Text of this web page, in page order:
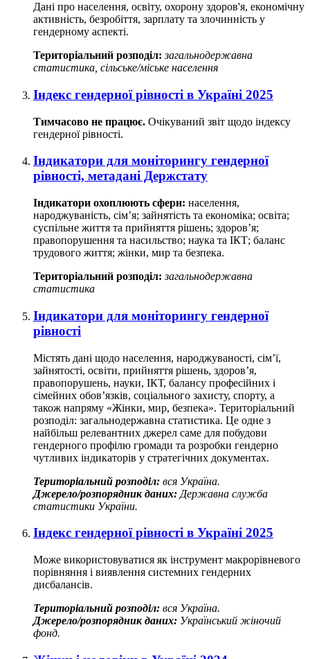
Дані про населення, освіту, охорону здоров'я, економічну
активність, безробіття, зарплату та злочинність у
гендерному аспекті.
Територіальний розподіл: загальнодержавна
статистика, сільське/міське населення
Індекс гендерної рівності в Україні 2025
Тимчасово не працює. Очікуваний звіт щодо індексу
гендерної рівності.
Індикатори для моніторингу гендерної
рівності, метадані Держстату
Індикатори охоплюють сфери: населення,
народжуваність, сім’я; зайнятість та економіка; освіта;
суспільне життя та прийняття рішень; здоров’я;
правопорушення та насильство; наука та ІКТ; баланс
трудового життя; жінки, мир та безпека.
Територіальний розподіл: загальнодержавна
статистика
Індикатори для моніторингу гендерної
рівності
Містять дані щодо населення, народжуваності, сім’ї,
зайнятості, освіти, прийняття рішень, здоров’я,
правопорушень, науки, ІКТ, балансу професійних і
сімейних обов’язків, соціального захисту, спорту, а
також напряму «Жінки, мир, безпека». Територіальний
розподіл: загальнодержавна статистика. Це одне з
найбільш релевантних джерел саме для побудови
гендерного профілю громади та розробки гендерно
чутливих індикаторів у стратегічних документах.
Територіальний розподіл: вся Україна.
Джерело/розпорядник даних: Державна служба
статистики України.
Індекс гендерної рівності в Україні 2025
Може використовуватися як інструмент макрорівневого
порівняння і виявлення системних гендерних
дисбалансів.
Територіальний розподіл: вся Україна.
Джерело/розпорядник даних: Український жіночий
фонд.